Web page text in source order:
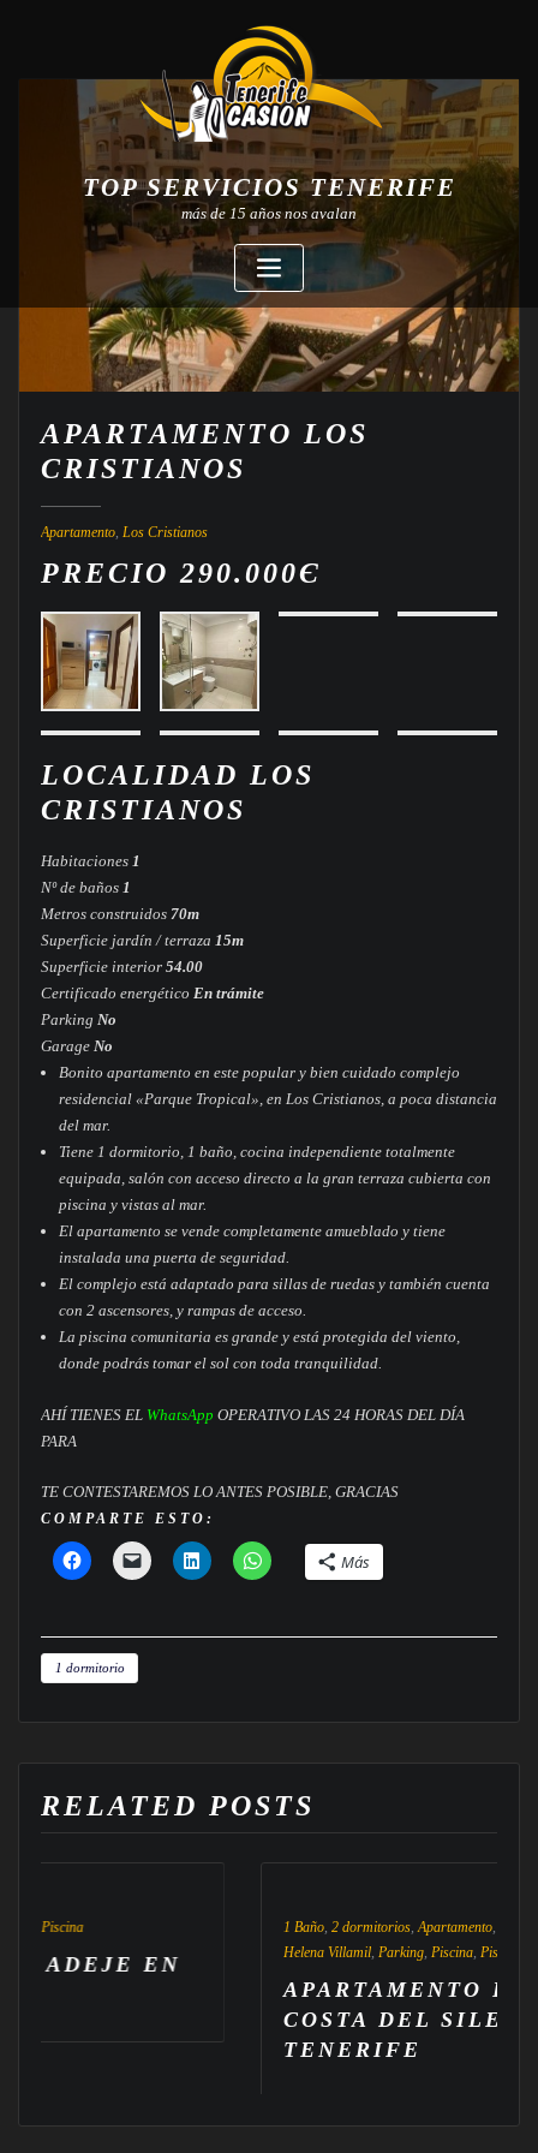
TOP SERVICIOS TENERIFE
más de 15 años nos avalan
APARTAMENTO LOS
CRISTIANOS
Apartamento, Los Cristianos
PRECIO 290.000Є
LOCALIDAD LOS
CRISTIANOS
Habitaciones 1
Nº de baños 1
Metros construidos 70m
Superficie jardín / terraza 15m
Superficie interior 54.00
Certificado energético En trámite
Parking No
Garage No
Bonito apartamento en este popular y bien cuidado complejo
residencial «Parque Tropical», en Los Cristianos, a poca distancia
del mar.
Tiene 1 dormitorio, 1 baño, cocina independiente totalmente
equipada, salón con acceso directo a la gran terraza cubierta con
piscina y vistas al mar.
El apartamento se vende completamente amueblado y tiene
instalada una puerta de seguridad.
El complejo está adaptado para sillas de ruedas y también cuenta
con 2 ascensores, y rampas de acceso.
La piscina comunitaria es grande y está protegida del viento,
donde podrás tomar el sol con toda tranquilidad.
AHÍ TIENES EL WhatsApp OPERATIVO LAS 24 HORAS DEL DÍA
PARA
TE CONTESTAREMOS LO ANTES POSIBLE, GRACIAS
COMPARTE ESTO:
Más
1 dormitorio
RELATED POSTS
EN
2 dormitorios ,Apartamento,Garaje,Gimnasio,
Parking,Piscina,Pista de Tenis,Propiedades
APARTAMENTO EN VENTA
COSTA DEL SILENCIO,
TENERIFE